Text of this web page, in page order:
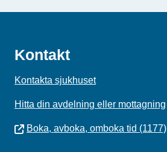
Kontakt
Kontakta sjukhuset
Hitta din avdelning eller mottagning
Boka, avboka, omboka tid (1177)